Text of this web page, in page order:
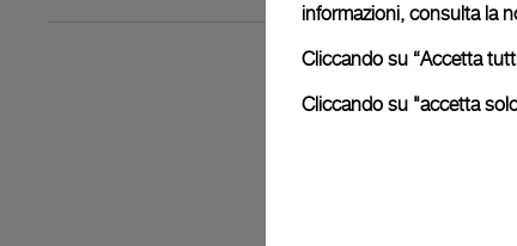
informazioni, consulta la
Cliccando su “Accetta
Cliccando su "accetta